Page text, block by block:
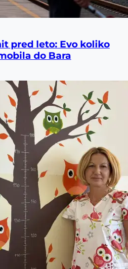
pred leto: Evo koliko
do Bara